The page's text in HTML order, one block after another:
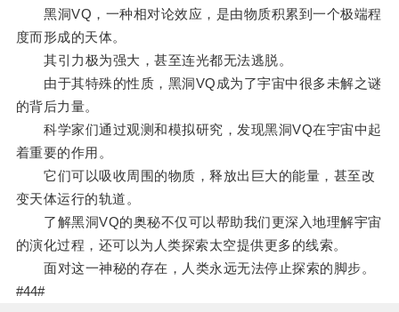
黑洞VQ，一种相对论效应，是由物质积累到一个极端程
度而形成的天体。
其引力极为强大，甚至连光都无法逃脱。
由于其特殊的性质，黑洞VQ成为了宇宙中很多未解之谜
的背后力量。
科学家们通过观测和模拟研究，发现黑洞VQ在宇宙中起
着重要的作用。
它们可以吸收周围的物质，释放出巨大的能量，甚至改
变天体运行的轨道。
了解黑洞VQ的奥秘不仅可以帮助我们更深入地理解宇宙
的演化过程，还可以为人类探索太空提供更多的线索。
面对这一神秘的存在，人类永远无法停止探索的脚步。
#44#